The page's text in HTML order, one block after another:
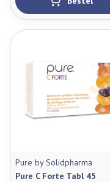
Pure by Solidpharma
Pure C Forte Tabl 45